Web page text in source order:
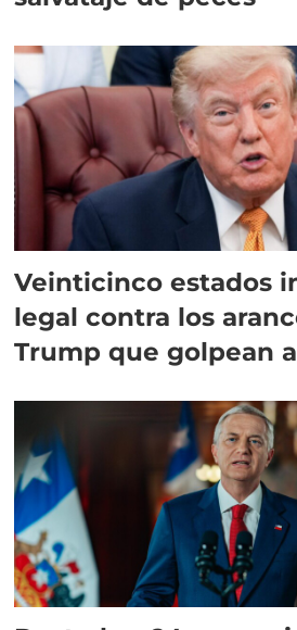
Veinticinco estados
legal contra los
Trump que golpean